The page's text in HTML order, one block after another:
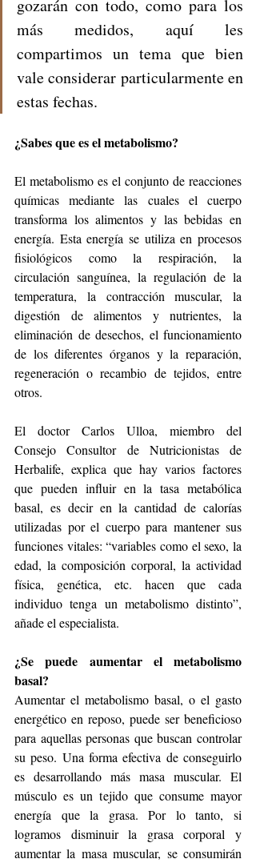
gozarán con todo, como para los
más medidos, aquí les
compartimos un tema que bien
vale considerar particularmente en
estas fechas.
¿Sabes que es el metabolismo?
El metabolismo es el conjunto de reacciones
químicas mediante las cuales el cuerpo
transforma los alimentos y las bebidas en
energía. Esta energía se utiliza en procesos
fisiológicos como la respiración, la
circulación sanguínea, la regulación de la
temperatura, la contracción muscular, la
digestión de alimentos y nutrientes, la
eliminación de desechos, el funcionamiento
de los diferentes órganos y la reparación,
regeneración o recambio de tejidos, entre
otros.
El doctor Carlos Ulloa, miembro del
Consejo Consultor de Nutricionistas de
Herbalife, explica que hay varios factores
que pueden influir en la tasa metabólica
basal, es decir en la cantidad de calorías
utilizadas por el cuerpo para mantener sus
funciones vitales: “variables como el sexo, la
edad, la composición corporal, la actividad
física, genética, etc. hacen que cada
individuo tenga un metabolismo distinto”,
añade el especialista.
¿Se puede aumentar el metabolismo
basal?
Aumentar el metabolismo basal, o el gasto
energético en reposo, puede ser beneficioso
para aquellas personas que buscan controlar
su peso. Una forma efectiva de conseguirlo
es desarrollando más masa muscular. El
músculo es un tejido que consume mayor
energía que la grasa. Por lo tanto, si
logramos disminuir la grasa corporal y
aumentar la masa muscular, se consumirán